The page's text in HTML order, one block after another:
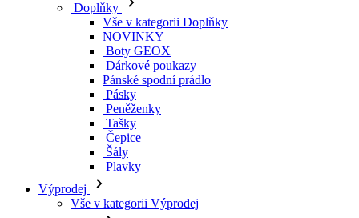
Doplňky
Vše v kategorii Doplňky
NOVINKY
Boty GEOX
Dárkové poukazy
Pánské spodní prádlo
Pásky
Peněženky
Tašky
Čepice
Šály
Plavky
Výprodej
Vše v kategorii Výprodej